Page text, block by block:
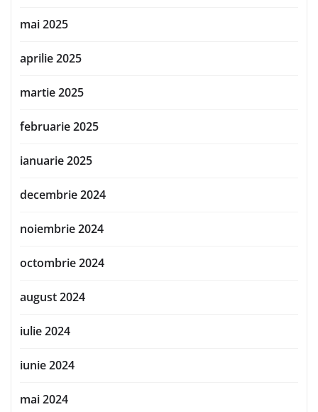
mai 2025
aprilie 2025
martie 2025
februarie 2025
ianuarie 2025
decembrie 2024
noiembrie 2024
octombrie 2024
august 2024
iulie 2024
iunie 2024
mai 2024